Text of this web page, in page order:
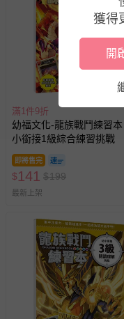
滿1件9折
幼福文化-龍族戰鬥練習
小銜接1級綜合練習挑戰
即將售完
$141 $199
最新上架
獲得
開